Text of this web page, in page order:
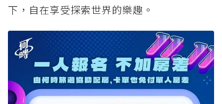
下，自在享受探索世界的樂趣。